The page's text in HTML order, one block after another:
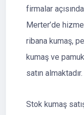
firmalar
Merter’de
ribana kumaş,
kumaş ve
satın almaktadır.
Stok kumaş